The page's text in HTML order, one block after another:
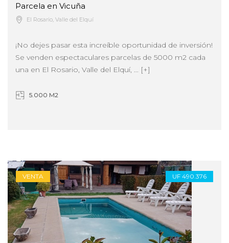
Parcela en Vicuña
El Rosario, Valle del Elquí
¡No dejes pasar esta increíble oportunidad de inversión!
Se venden espectaculares parcelas de 5000 m2 cada
una en El Rosario, Valle del Elquí, ... [+]
5.000 M2
VENTA UF 490.376